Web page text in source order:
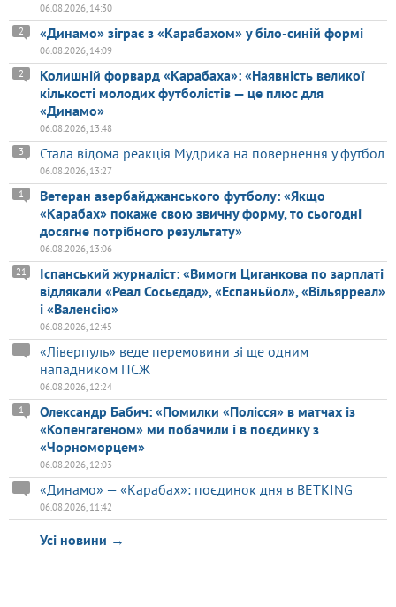
06.08.2026, 14:30
«Динамо» зіграє з «Карабахом» у біло-синій формі
2
06.08.2026, 14:09
Колишній форвард «Карабаха»: «Наявність великої
кількості молодих футболістів — це плюс для
«Динамо»
2
06.08.2026, 13:48
Стала відома реакція Мудрика на повернення у футбол
3
06.08.2026, 13:27
Ветеран азербайджанського футболу: «Якщо
«Карабах» покаже свою звичну форму, то сьогодні
досягне потрібного результату»
1
06.08.2026, 13:06
Іспанський журналіст: «Вимоги Циганкова по зарплаті
відлякали «Реал Сосьєдад», «Еспаньйол», «Вільярреал»
і «Валенсію»
21
06.08.2026, 12:45
«Ліверпуль» веде перемовини зі ще одним
нападником ПСЖ
06.08.2026, 12:24
Олександр Бабич: «Помилки «Полісся» в матчах із
«Копенгагеном» ми побачили і в поєдинку з
«Чорноморцем»
1
06.08.2026, 12:03
«Динамо» — «Карабах»: поєдинок дня в BETKING
06.08.2026, 11:42
Усі новини →